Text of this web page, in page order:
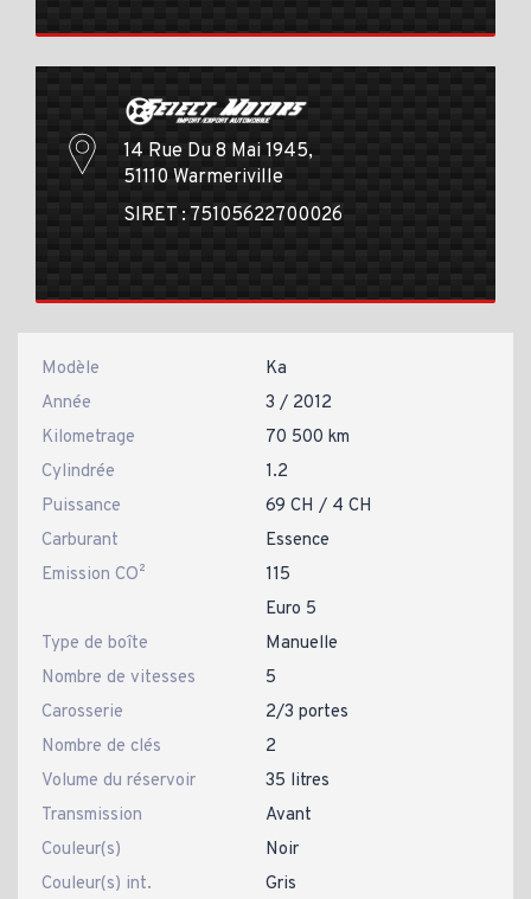
14 Rue Du 8 Mai 1945,
51110 Warmeriville
SIRET : 75105622700026
Modèle
Ka
Année
3 / 2012
Kilometrage
70 500 km
Cylindrée
1.2
Puissance
69 CH / 4 CH
Carburant
Essence
Emission CO²
115
Euro 5
Type de boîte
Manuelle
Nombre de vitesses
5
Carosserie
2/3 portes
Nombre de clés
2
Volume du réservoir
35 litres
Transmission
Avant
Couleur(s)
Noir
Couleur(s) int.
Gris